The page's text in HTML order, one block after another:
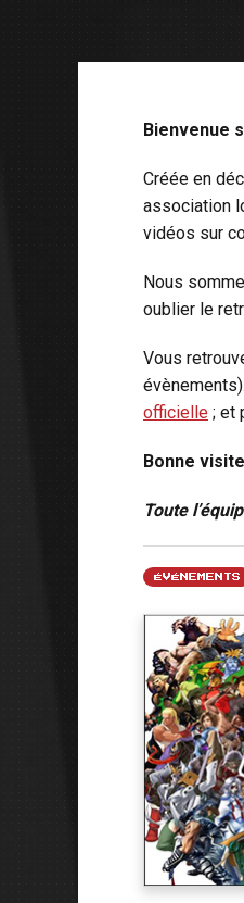
Bienvenue
Créée en
association
vidéos sur
Nous
oublier le
Vous
officielle ; et
Bonne
Toute
ÉVÉNEMENTS